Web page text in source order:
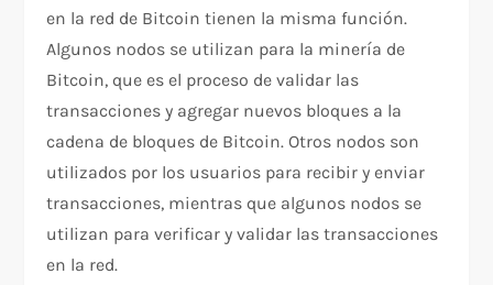
en la red de Bitcoin tienen la misma función.
Algunos nodos se utilizan para la minería de
Bitcoin, que es el proceso de validar las
transacciones y agregar nuevos bloques a la
cadena de bloques de Bitcoin. Otros nodos son
utilizados por los usuarios para recibir y enviar
transacciones, mientras que algunos nodos se
utilizan para verificar y validar las transacciones
en la red.